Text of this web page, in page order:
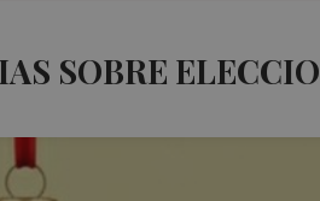
SOBRE